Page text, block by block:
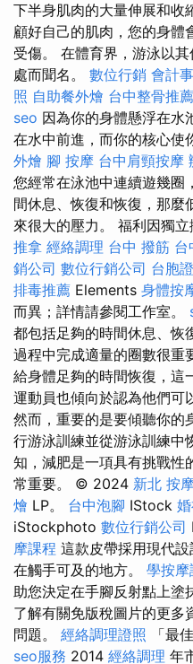
下半身肌肉的大量伸展和收
顧好自己的肌肉，您的身體
受傷。 在體育界，游泳以
處而聞名。 數位行銷 會計
照 自助餐外燴 台中整骨推薦
seo 因為你的身體懸浮在水
在水中前進，而你的核心使
外燴 腳 按摩 台中肩頸按摩
您經常在泳池中連續遊幾圈
間休息、恢復和恢復，那麼
來很大的壓力。 福利因獨
推拿 經絡調理 台中 撥筋 台
銷公司 數位行銷公司 台胞
排毒推薦 Elements 身體按
而異；詳情請參閱工作室。
都包括足夠的時間休息、恢
過程中完成適量的圈數很重
給身體足夠的時間恢復，這
運動員也傾向於認為他們可
然而，重要的是要傾聽你的
行游泳訓練並從游泳訓練中
知，減肥是一項具有挑戰性
常重要。 © 2024 新北 按
燴 LP。 台中泡腳 IStock
iStockphoto 數位行銷公司
摩課程 這款皮帶採用現代
在觸手可及的地方。 學按摩
助您決定在手腳反射點上塗
了解有關免版稅圖片的更多
問題。 經絡調理證照 「最
seo服務 2014 經絡調理 年